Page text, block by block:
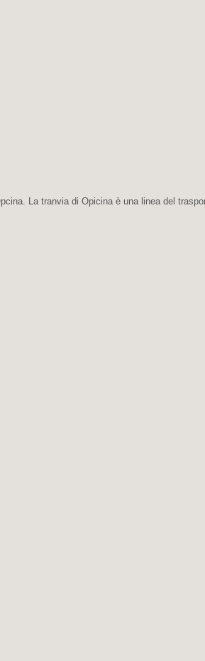
La tranvia di Opicina è una linea del